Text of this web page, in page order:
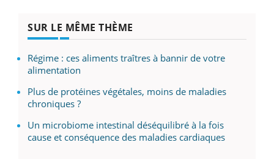
SUR LE MÊME THÈME
Régime : ces aliments traîtres à bannir de votre
alimentation
Plus de protéines végétales, moins de maladies
chroniques ?
Un microbiome intestinal déséquilibré à la fois
cause et conséquence des maladies cardiaques